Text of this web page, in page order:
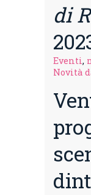
di
Eventi,
Novità